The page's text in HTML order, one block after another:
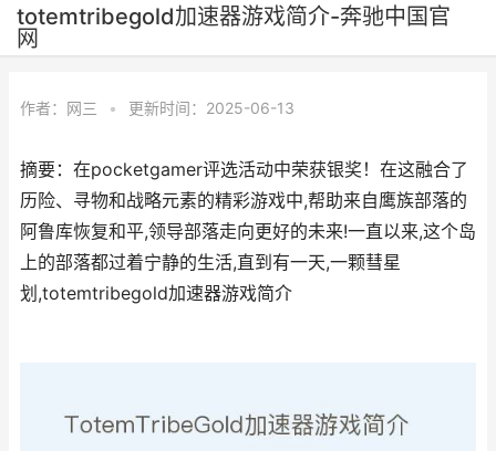
totemtribegold加速器游戏简介-奔驰中国官
网
作者： 网三 • 更新时间：2025-06-13
摘要：在pocketgamer评选活动中荣获银奖！在这融合了
历险、寻物和战略元素的精彩游戏中,帮助来自鹰族部落的
阿鲁库恢复和平,领导部落走向更好的未来!一直以来,这个岛
上的部落都过着宁静的生活,直到有一天,一颗彗星
划,totemtribegold加速器游戏简介